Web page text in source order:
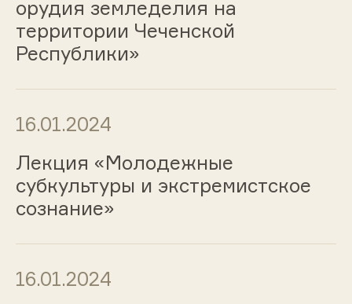
орудия земледелия на
территории Чеченской
Республики»
16.01.2024
Лекция «Молодежные
субкультуры и экстремистское
сознание»
16.01.2024